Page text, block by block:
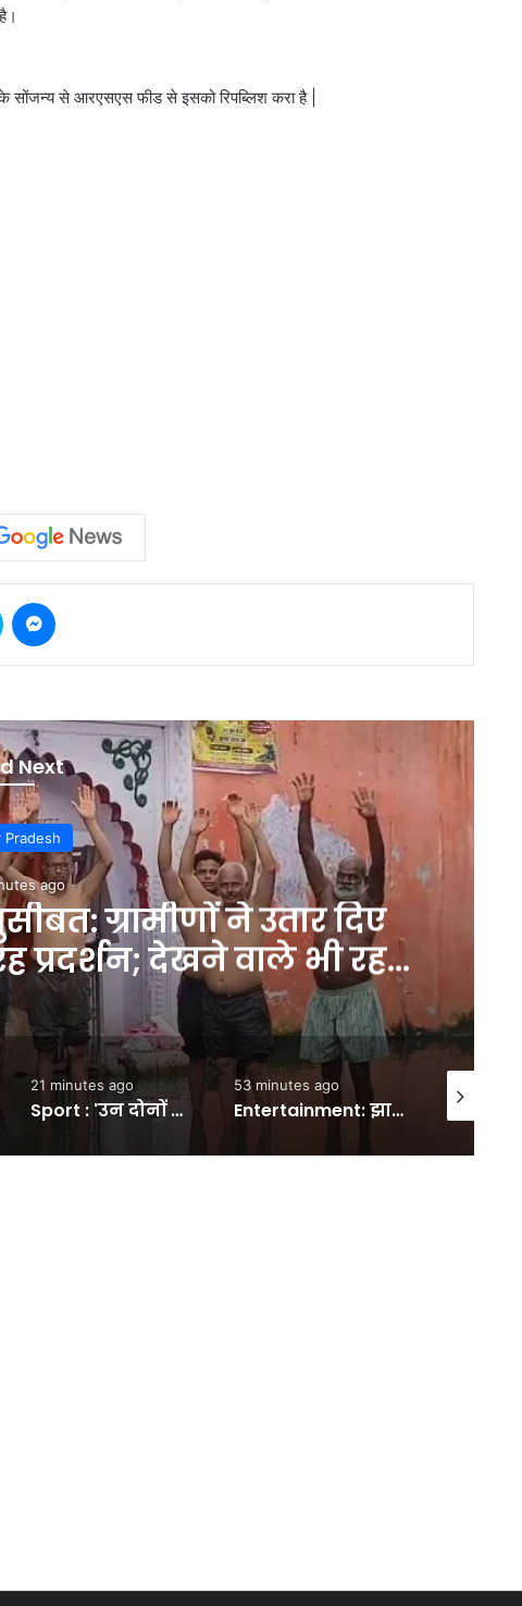
से आरएसएस फीड से इसको रिपब्लिश करा है |
Next
Pradesh
ago
ग्रामीणों ने उतार दिए
प्रदर्शन; देखने वाले भी रह
– INA
21 minutes ago
Sport : 'उन दोनों का कोई चांस नहीं…' इन 2 खिलाड़ियों को वर्ल्ड कप स्क्वाड से दिग्गज ने किया बाहर, जानें क्या बताई वजह? #INA
53 minutes ago
Entertainment: झारखंड छात्रों के समर्थन पर उतरी कुनिका सदानंद, कहा- छात्र सिर्फ अपने हक की बात कर रहे हैं- INA